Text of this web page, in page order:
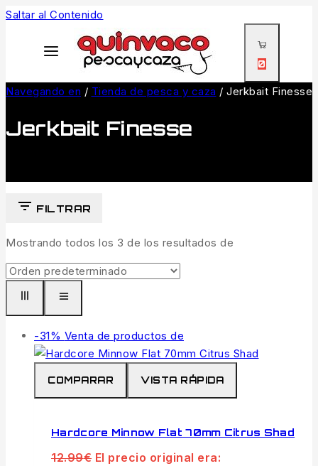
Saltar al Contenido
0
Navegando en / Tienda de pesca y caza / Jerkbait Finesse
Jerkbait Finesse
FILTRAR
Mostrando todos los 3 de los resultados de
-31% Venta de productos de
COMPARAR VISTA RÁPIDA
Hardcore Minnow Flat 70mm Citrus Shad
12.99€ El precio original era: